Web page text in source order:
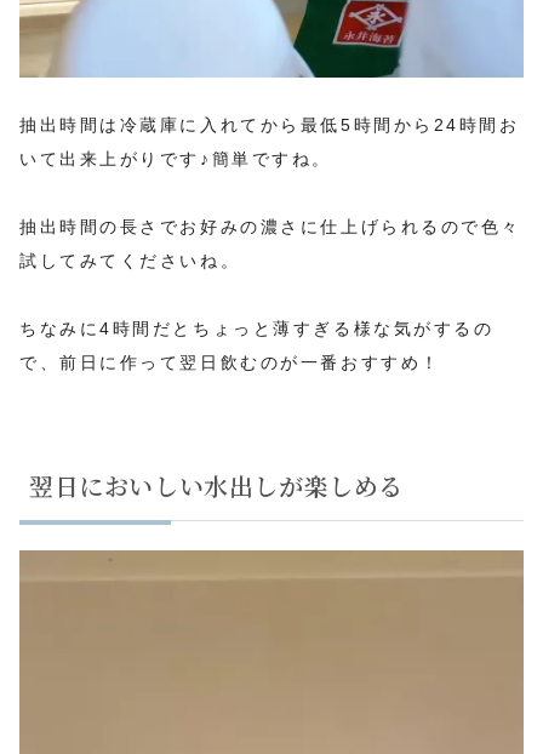
抽出時間は冷蔵庫に入れてから最低5時間から24時間お
いて出来上がりです♪簡単ですね。
抽出時間の長さでお好みの濃さに仕上げられるので色々
試してみてくださいね。
ちなみに4時間だとちょっと薄すぎる様な気がするの
で、前日に作って翌日飲むのが一番おすすめ！
翌日においしい水出しが楽しめる